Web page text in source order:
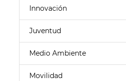
Innovación
Juventud
Medio Ambiente
Movilidad